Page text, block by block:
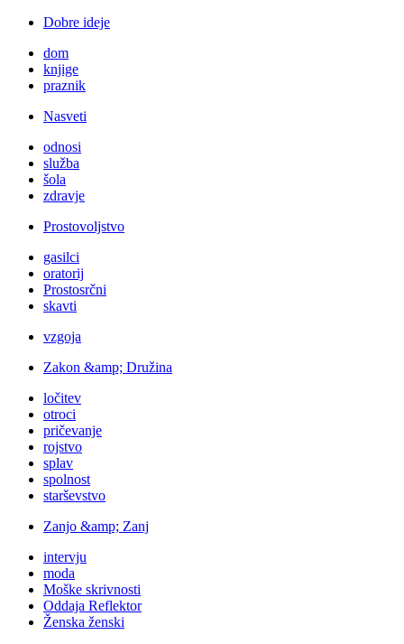
Dobre ideje
dom
knjige
praznik
Nasveti
odnosi
služba
šola
zdravje
Prostovoljstvo
gasilci
oratorij
Prostosrčni
skavti
vzgoja
Zakon &amp; Družina
ločitev
otroci
pričevanje
rojstvo
splav
spolnost
starševstvo
Zanjo &amp; Zanj
intervju
moda
Moške skrivnosti
Oddaja Reflektor
Ženska ženski